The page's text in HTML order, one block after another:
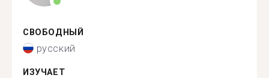
СВОБОДНЫЙ
русский
ИЗУЧАЕТ